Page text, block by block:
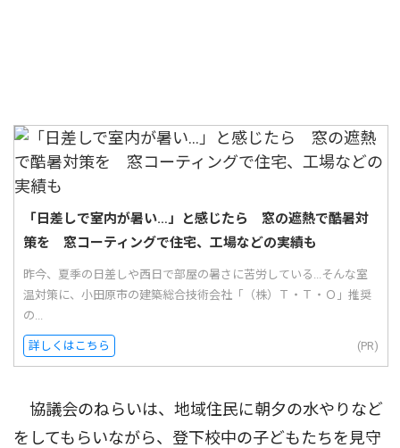
「日差しで室内が暑い…」と感じたら 窓の遮熱で酷暑対
策を 窓コーティングで住宅、工場などの実績も
昨今、夏季の日差しや西日で部屋の暑さに苦労している...そんな室
温対策に、小田原市の建築総合技術会社「（株）Ｔ・Ｔ・Ｏ」推奨
の...
詳しくはこちら (PR)
協議会のねらいは、地域住民に朝夕の水やりなど
をしてもらいながら、登下校中の子どもたちを見守